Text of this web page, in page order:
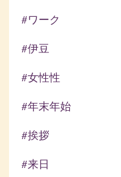
#ワーク
#伊豆
#女性性
#年末年始
#挨拶
#来日